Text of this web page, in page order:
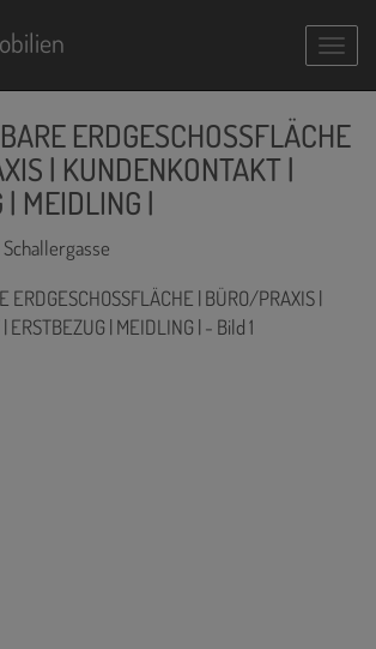
ERDGESCHOSSFLÄCHE
| KUNDENKONTAKT |
| MEIDLING |
Schallergasse